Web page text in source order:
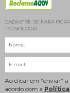
CADASTRE-SE PARA
TECNOLOGIA.
Ao clicar em “enviar”
acordo com a